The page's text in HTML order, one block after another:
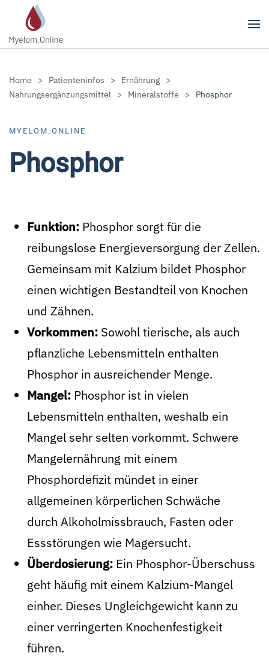
Zum Hauptinhalt springen
Home Patienteninfos
Ernährung
Nahrungsergänzungsmittel
Mineralstoffe Phosphor
MYELOM.ONLINE
Phosphor
Funktion: Phosphor sorgt für die
reibungslose Energieversorgung der Zellen.
Gemeinsam mit Kalzium bildet Phosphor
einen wichtigen Bestandteil von Knochen
und Zähnen.
Vorkommen: Sowohl tierische, als auch
pflanzliche Lebensmitteln enthalten
Phosphor in ausreichender Menge.
Mangel: Phosphor ist in vielen
Lebensmitteln enthalten, weshalb ein
Mangel sehr selten vorkommt. Schwere
Mangelernährung mit einem
Phosphordefizit mündet in einer
allgemeinen körperlichen Schwäche
durch Alkoholmissbrauch, Fasten oder
Essstörungen wie Magersucht.
Überdosierung: Ein Phosphor-Überschuss
geht häufig mit einem Kalzium-Mangel
einher. Dieses Ungleichgewicht kann zu
einer verringerten Knochenfestigkeit
führen.